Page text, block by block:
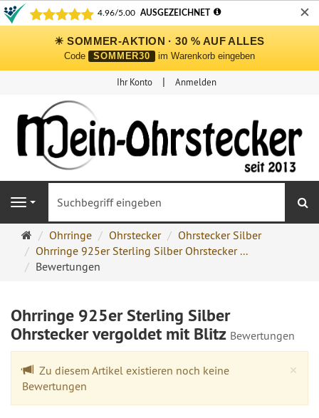
✕
☀ SOMMER-AKTION · 30 % AUF ALLES
Code SOMMER30 im Warenkorb eingeben
Ihr Konto Anmelden
Navigation
Ohrringe
Ohrstecker
Onlineshop
Ohrringe Ohrstecker
Ohrstecker Silber
Ohrringe 925er Sterling Silber Ohrstecker ...
Bewertungen
Ohrringe 925er Sterling Silber
Ohrstecker vergoldet mit Blitz Bewertungen
×
Zu diesem Artikel existieren noch keine
Bewertungen